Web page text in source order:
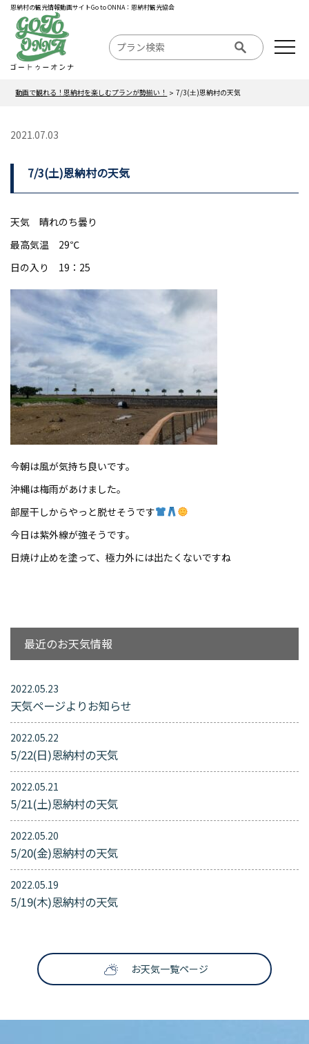
恩納村の観光情報動画サイトGo to ONNA：恩納村観光協会
SNS映えする撮影スポット
動画で観れる！恩納村を楽しむプランが勢揃い！ 7/3(土)恩納村の天気
2021.07.03
7/3(土)恩納村の天気
天気 晴れのち曇り
最高気温 29℃
日の入り 19：25
今朝は風が気持ち良いです。
沖縄は梅雨があけました。
部屋干しからやっと脱せそうです
今日は紫外線が強そうです。
日焼け止めを塗って、極力外には出たくないですね
最近のお天気情報
2022.05.23
天気ページよりお知らせ
2022.05.22
5/22(日)恩納村の天気
2022.05.21
5/21(土)恩納村の天気
2022.05.20
5/20(金)恩納村の天気
2022.05.19
5/19(木)恩納村の天気
お天気一覧ページ